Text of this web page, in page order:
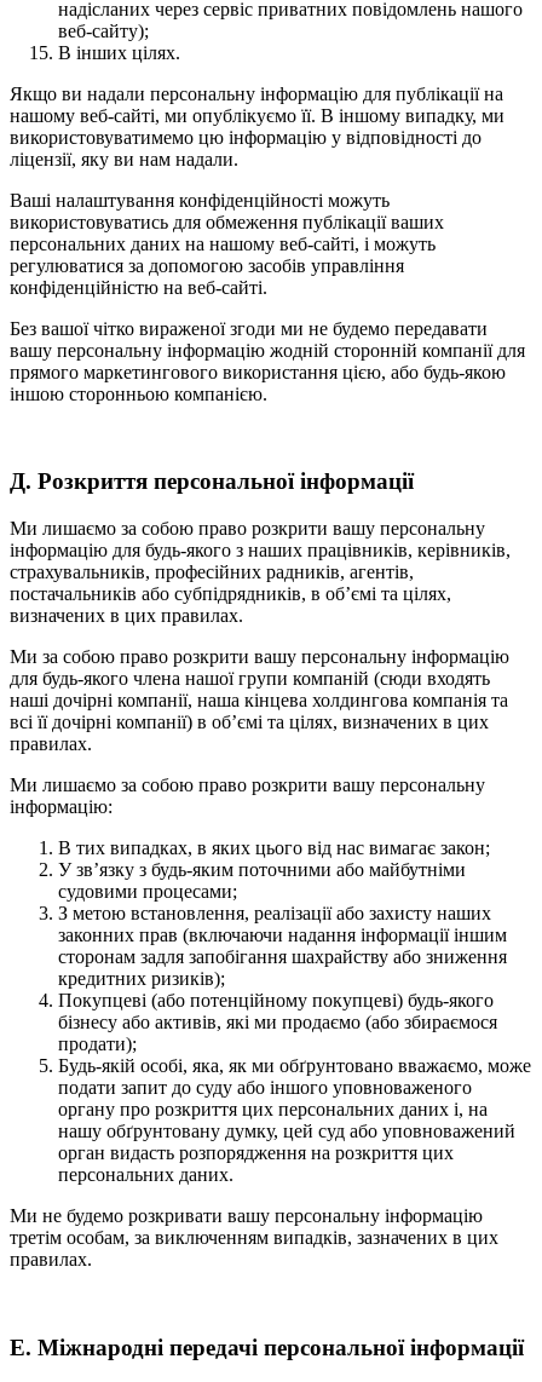
надісланих через сервіс приватних повідомлень нашого
веб-сайту);
В інших цілях.
Якщо ви надали персональну інформацію для публікації на
нашому веб-сайті, ми опублікуємо її. В іншому випадку, ми
використовуватимемо цю інформацію у відповідності до
ліцензії, яку ви нам надали.
Ваші налаштування конфіденційності можуть
використовуватись для обмеження публікації ваших
персональних даних на нашому веб-сайті, і можуть
регулюватися за допомогою засобів управління
конфіденційністю на веб-сайті.
Без вашої чітко вираженої згоди ми не будемо передавати
вашу персональну інформацію жодній сторонній компанії для
прямого маркетингового використання цією, або будь-якою
іншою сторонньою компанією.
Д. Розкриття персональної інформації
Ми лишаємо за собою право розкрити вашу персональну
інформацію для будь-якого з наших працівників, керівників,
страхувальників, професійних радників, агентів,
постачальників або субпідрядників, в об’ємі та цілях,
визначених в цих правилах.
Ми за собою право розкрити вашу персональну інформацію
для будь-якого члена нашої групи компаній (сюди входять
наші дочірні компанії, наша кінцева холдингова компанія та
всі її дочірні компанії) в об’ємі та цілях, визначених в цих
правилах.
Ми лишаємо за собою право розкрити вашу персональну
інформацію:
В тих випадках, в яких цього від нас вимагає закон;
У зв’язку з будь-яким поточними або майбутніми
судовими процесами;
З метою встановлення, реалізації або захисту наших
законних прав (включаючи надання інформації іншим
сторонам задля запобігання шахрайству або зниження
кредитних ризиків);
Покупцеві (або потенційному покупцеві) будь-якого
бізнесу або активів, які ми продаємо (або збираємося
продати);
Будь-якій особі, яка, як ми обґрунтовано вважаємо, може
подати запит до суду або іншого уповноваженого
органу про розкриття цих персональних даних і, на
нашу обґрунтовану думку, цей суд або уповноважений
орган видасть розпорядження на розкриття цих
персональних даних.
Ми не будемо розкривати вашу персональну інформацію
третім особам, за виключенням випадків, зазначених в цих
правилах.
Е. Міжнародні передачі персональної інформації